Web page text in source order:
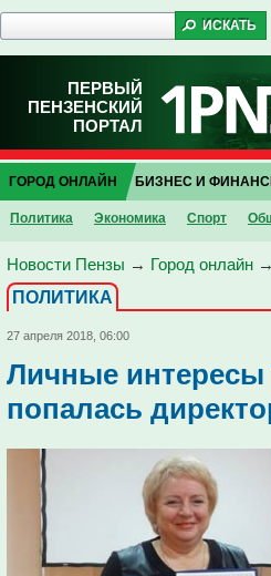
ПЕРВЫЙ
ПЕНЗЕНСКИЙ
ПОРТАЛ
ГОРОД ОНЛАЙН
Политика Экономика Спорт
БИЗНЕС И
Новости Пензы → Город онлайн →
ПОЛИТИКА
27 апреля 2018, 06:00
Личные
попалась